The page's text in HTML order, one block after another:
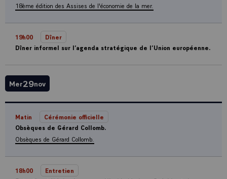
18ème édition des Assises de l'économie de la mer.
19h00
Dîner
Dîner informel sur l’agenda stratégique de l’Union européenne.
Mer29nov
Matin
Cérémonie officielle
Obsèques de Gérard Collomb.
Obsèques de Gérard Collomb.
18h00
Entretien